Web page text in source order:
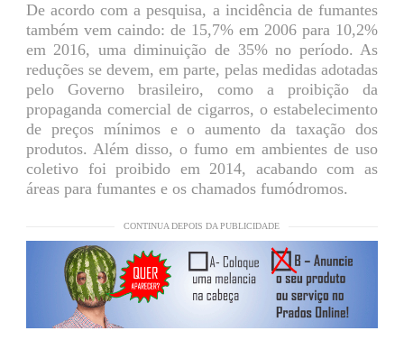
De acordo com a pesquisa, a incidência de fumantes
também vem caindo: de 15,7% em 2006 para 10,2%
em 2016, uma diminuição de 35% no período. As
reduções se devem, em parte, pelas medidas adotadas
pelo Governo brasileiro, como a proibição da
propaganda comercial de cigarros, o estabelecimento
de preços mínimos e o aumento da taxação dos
produtos. Além disso, o fumo em ambientes de uso
coletivo foi proibido em 2014, acabando com as
áreas para fumantes e os chamados fumódromos.
CONTINUA DEPOIS DA PUBLICIDADE